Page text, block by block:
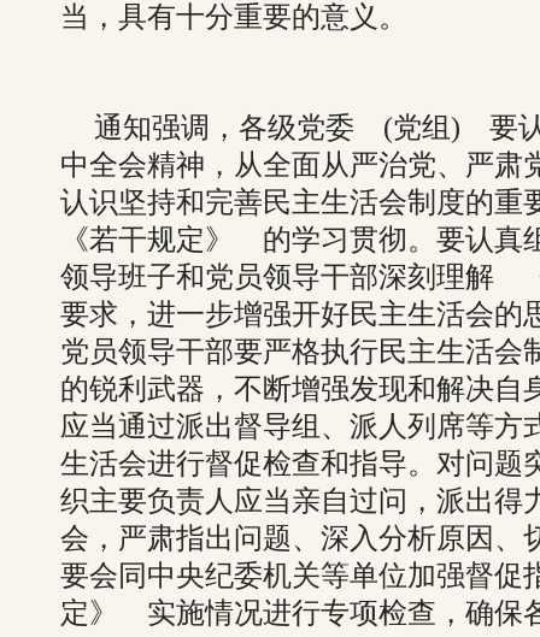
当，具有十分重要的意义。
通知强调，各级党委 (党组) 要
中全会精神，从全面从严治党、严肃
认识坚持和完善民主生活会制度的
《若干规定》 的学习贯彻。要认真
领导班子和党员领导干部深刻理解
要求，进一步增强开好民主生活会的
党员领导干部要严格执行民主生活会
的锐利武器，不断增强发现和解决自
应当通过派出督导组、派人列席等方
生活会进行督促检查和指导。对问题
织主要负责人应当亲自过问，派出得
会，严肃指出问题、深入分析原因、
要会同中央纪委机关等单位加强督
定》 实施情况进行专项检查，确保